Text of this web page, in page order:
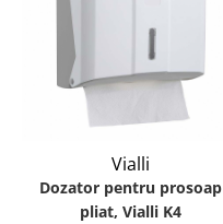
Vialli
Dozator pentru prosoap
pliat, Vialli K4